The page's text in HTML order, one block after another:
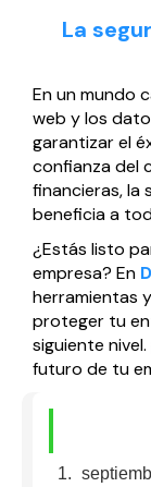
La
En un mundo
web y los
garantizar el
confianza del
financieras, la
beneficia a
¿Estás listo
empresa? En
herramientas
proteger tu
siguiente
futuro de tu